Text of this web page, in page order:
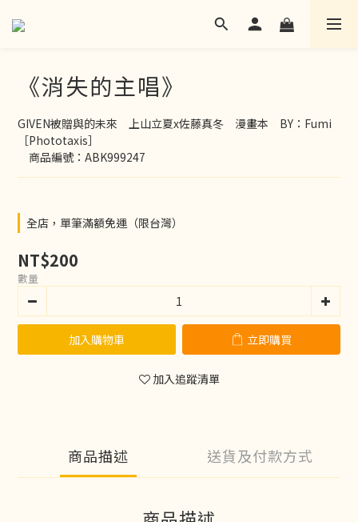
《消失的主唱》
GIVEN被贈與的未來　上山立夏x佐藤真冬　漫畫本　BY：Fumi
［Phototaxis］
商品編號：ABK999247
全店，單筆滿額免運（限台灣）
NT$200
數量
加入購物車 立即購買
加入追蹤清單
商品描述 送貨及付款方式